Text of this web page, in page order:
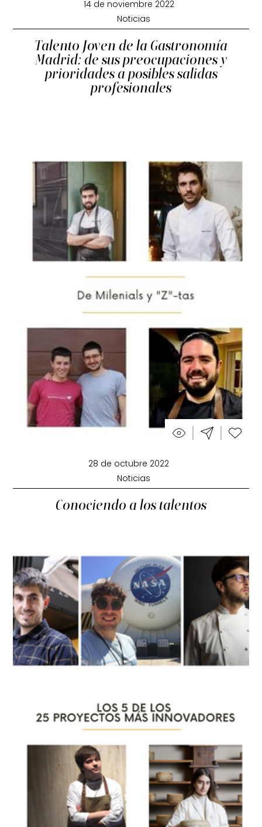
14 de noviembre 2022
Noticias
Talento Joven de la Gastronomía
Madrid: de sus preocupaciones y
prioridades a posibles salidas
profesionales
28 de octubre 2022
Noticias
Conociendo a los talentos